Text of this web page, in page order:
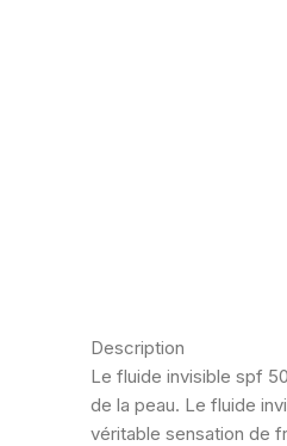
Description
Le fluide invisible spf
de la peau. Le fluide
véritable sensation de